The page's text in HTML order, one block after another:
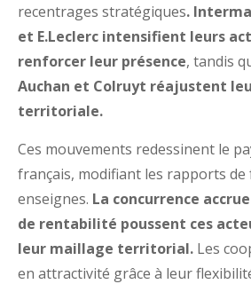
recentrages stratégiques.
et E.Leclerc intensifient leurs
renforcer leur présence, tandis
Auchan et Colruyt réajustent
territoriale.
Ces mouvements redessinent le
français, modifiant les rapports de
enseignes. La concurrence
de rentabilité poussent ces
leur maillage territorial. Les
en attractivité grâce à leur